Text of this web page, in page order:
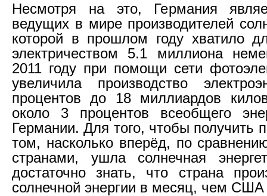
Несмотря на это, Германия
ведущих в мире производителей
которой в прошлом году хватило
электричеством 5.1 миллиона
2011 году при помощи сети
увеличила производство
процентов до 18 миллиардов
около 3 процентов всеобщего
Германии. Для того, чтобы получить
том, насколько вперёд, по
странами, ушла солнечная
достаточно знать, что страна
солнечной энергии в месяц, чем США